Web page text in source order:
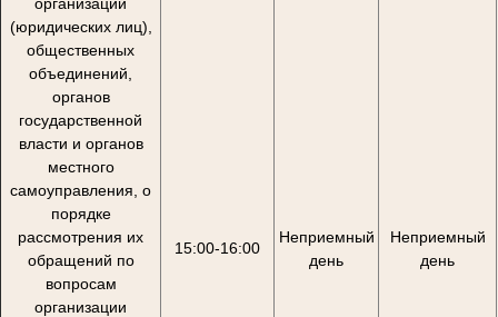
(юридических лиц),
общественных
объединений,
органов
государственной
власти и органов
местного
самоуправления, о
порядке
рассмотрения их
обращений по
вопросам
организации
15:00-16:00
Неприемный
день
Неприемный
день